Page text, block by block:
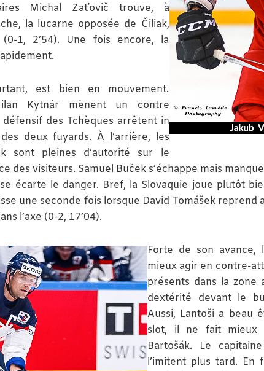
Michal Zaťovič trouve, à
la lucarne opposée de Čiliak,
1, 2’54). Une fois encore, la
est bien en mouvement.
Kytnár mènent un contre
des Tchèques arrêtent in
deux fuyards. À l’arrière, les
sont pleines d’autorité sur le
des visiteurs. Samuel Buček s’échappe mais
écarte le danger. Bref, la Slovaquie joue plutôt
une seconde fois lorsque David Tomášek
l’axe (0-2, 17’04).
Forte de son avance,
mieux agir en contre-
présents dans la zone
dextérité devant le
Aussi, Lantoši a beau
slot, il ne fait mieux
Bartošák. Le
l’imitent plus tard. En